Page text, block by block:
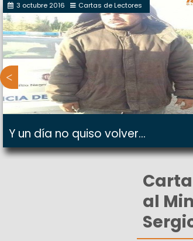
3 octubre 2016 Cartas de Lectores
Y un día no quiso volver...
al